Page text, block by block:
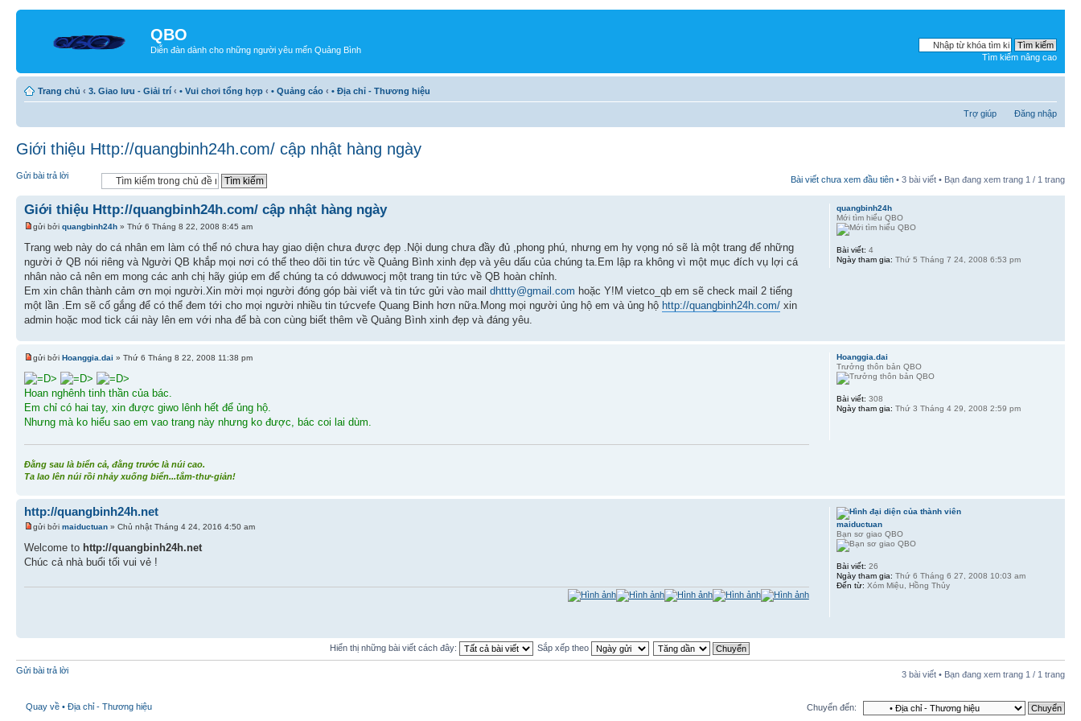
QBO
Diễn đàn dành cho những người yêu mến Quảng Bình
Tìm kiếm nâng cao
Trang chủ ‹ 3. Giao lưu - Giải trí ‹ • Vui chơi tổng hợp ‹ • Quảng cáo ‹ • Địa chỉ - Thương hiệu
Trợ giúp Đăng nhập
Giới thiệu Http://quangbinh24h.com/ cập nhật hàng ngày
Gửi bài trả lời Bài viết chưa xem đầu tiên • 3 bài viết • Bạn đang xem trang 1 / 1 trang
Giới thiệu Http://quangbinh24h.com/ cập nhật hàng ngày
gửi bởi quangbinh24h » Thứ 6 Tháng 8 22, 2008 8:45 am
Trang web này do cá nhân em làm có thể nó chưa hay giao diện chưa được đẹp .Nội dung chưa đầy đủ ,phong phú, nhưng em hy vọng nó sẽ là một trang để những
người ở QB nói riêng và Người QB khắp mọi nơi có thể theo dõi tin tức về Quảng Bình xinh đẹp và yêu dấu của chúng ta.Em lập ra không vì một mục đích vụ lợi cá
nhân nào cả nên em mong các anh chị hãy giúp em để chúng ta có ddwuwocj một trang tin tức về QB hoàn chỉnh.
Em xin chân thành cảm ơn mọi người.Xin mời mọi người đóng góp bài viết và tin tức gửi vào mail dhttty@gmail.com hoặc Y!M vietco_qb em sẽ check mail 2 tiếng
một lần .Em sẽ cố gắng để có thể đem tới cho mọi người nhiều tin tứcvefe Quang Binh hơn nữa.Mong mọi người ủng hộ em và ủng hộ http://quangbinh24h.com/ xin
admin hoặc mod tick cái này lên em với nha để bà con cùng biết thêm về Quảng Bình xinh đẹp và đáng yêu.
quangbinh24h
Mới tìm hiểu QBO
Bài viết: 4
Ngày tham gia: Thứ 5 Tháng 7 24, 2008 6:53 pm
gửi bởi Hoanggia.dai » Thứ 6 Tháng 8 22, 2008 11:38 pm
Hoan nghênh tinh thần của bác.
Em chỉ có hai tay, xin được giwo lênh hết để ủng hộ.
Nhưng mà ko hiểu sao em vao trang này nhưng ko được, bác coi lai dùm.
Đằng sau là biển cả, đằng trước là núi cao.
Ta lao lên núi rồi nhảy xuống biển...tắm-thư-giản!
Hoanggia.dai
Trưởng thôn bản QBO
Bài viết: 308
Ngày tham gia: Thứ 3 Tháng 4 29, 2008 2:59 pm
http://quangbinh24h.net
gửi bởi maiductuan » Chủ nhật Tháng 4 24, 2016 4:50 am
Welcome to http://quangbinh24h.net
Chúc cả nhà buổi tối vui vẻ !
maiductuan
Bạn sơ giao QBO
Bài viết: 26
Ngày tham gia: Thứ 6 Tháng 6 27, 2008 10:03 am
Đến từ: Xóm Miệu, Hồng Thủy
Hiển thị những bài viết cách đây: Sắp xếp theo
Gửi bài trả lời 3 bài viết • Bạn đang xem trang 1 / 1 trang
Quay về • Địa chỉ - Thương hiệu Chuyển đến: